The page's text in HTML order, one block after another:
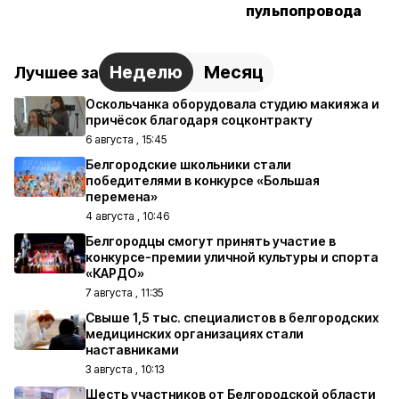
пульпопровода
Лучшее за Неделю Месяц
Оскольчанка оборудовала студию макияжа и
причёсок благодаря соцконтракту
6 августа , 15:45
Белгородские школьники стали
победителями в конкурсе «Большая
перемена»
4 августа , 10:46
Белгородцы смогут принять участие в
конкурсе-премии уличной культуры и спорта
«КАРДО»
7 августа , 11:35
Свыше 1,5 тыс. специалистов в белгородских
медицинских организациях стали
наставниками
3 августа , 10:13
Шесть участников от Белгородской области